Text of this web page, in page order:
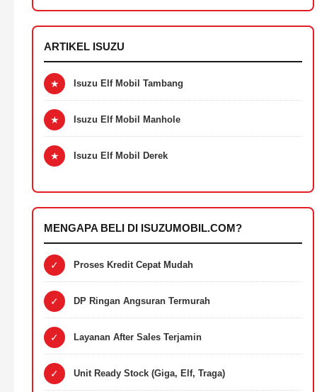
ARTIKEL ISUZU
★ Isuzu Elf Mobil Tambang
★ Isuzu Elf Mobil Manhole
★ Isuzu Elf Mobil Derek
MENGAPA BELI DI ISUZUMOBIL.COM?
✓ Proses Kredit Cepat Mudah
✓ DP Ringan Angsuran Termurah
✓ Layanan After Sales Terjamin
✓ Unit Ready Stock (Giga, Elf, Traga)